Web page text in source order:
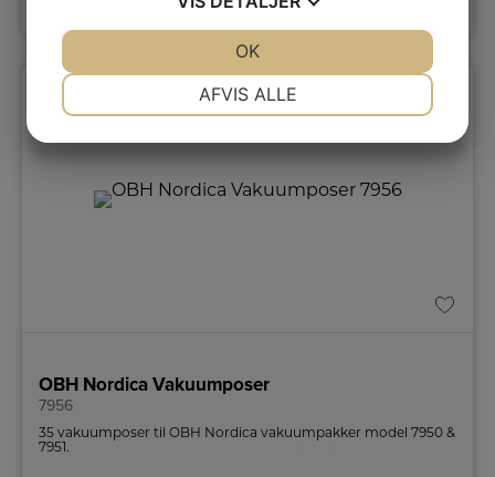
OBH Nordica Vakuumposer
7956
35 vakuumposer til OBH Nordica vakuumpakker model 7950 &
7951.
AFVIS ALLE
OK